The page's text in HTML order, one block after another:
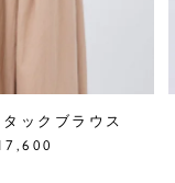
ックブラウス